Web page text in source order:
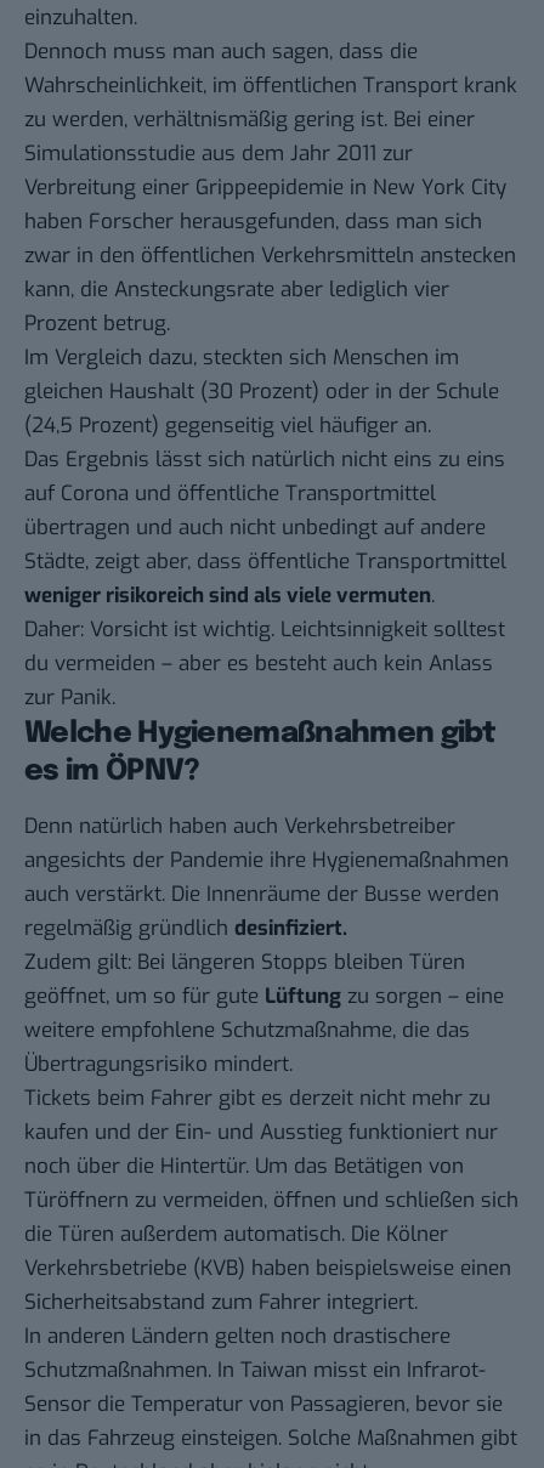
einzuhalten.
Dennoch muss man auch sagen, dass die
Wahrscheinlichkeit, im öffentlichen Transport krank
zu werden, verhältnismäßig gering ist. Bei einer
Simulationsstudie aus dem Jahr 2011 zur
Verbreitung einer Grippeepidemie in New York City
haben Forscher herausgefunden, dass man sich
zwar in den öffentlichen Verkehrsmitteln anstecken
kann, die Ansteckungsrate aber lediglich vier
Prozent betrug.
Im Vergleich dazu, steckten sich Menschen im
gleichen Haushalt (30 Prozent) oder in der Schule
(24,5 Prozent) gegenseitig viel häufiger an.
Das Ergebnis lässt sich natürlich nicht eins zu eins
auf Corona und öffentliche Transportmittel
übertragen und auch nicht unbedingt auf andere
Städte, zeigt aber, dass öffentliche Transportmittel
weniger risikoreich sind als viele vermuten.
Daher: Vorsicht ist wichtig. Leichtsinnigkeit solltest
du vermeiden – aber es besteht auch kein Anlass
zur Panik.
Welche Hygienemaßnahmen gibt
es im ÖPNV?
Denn natürlich haben auch Verkehrsbetreiber
angesichts der Pandemie ihre Hygienemaßnahmen
auch verstärkt. Die Innenräume der Busse werden
regelmäßig gründlich desinfiziert.
Zudem gilt: Bei längeren Stopps bleiben Türen
geöffnet, um so für gute Lüftung zu sorgen – eine
weitere empfohlene Schutzmaßnahme, die das
Übertragungsrisiko mindert.
Tickets beim Fahrer gibt es derzeit nicht mehr zu
kaufen und der Ein- und Ausstieg funktioniert nur
noch über die Hintertür. Um das Betätigen von
Türöffnern zu vermeiden, öffnen und schließen sich
die Türen außerdem automatisch. Die Kölner
Verkehrsbetriebe (KVB) haben beispielsweise einen
Sicherheitsabstand zum Fahrer integriert.
In anderen Ländern gelten noch drastischere
Schutzmaßnahmen. In Taiwan misst ein Infrarot-
Sensor die Temperatur von Passagieren, bevor sie
in das Fahrzeug einsteigen. Solche Maßnahmen gibt